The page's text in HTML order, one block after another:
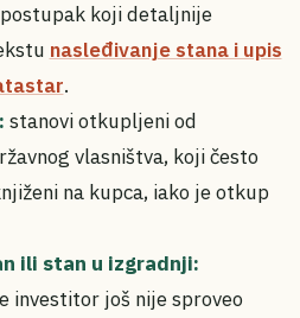
koji detaljnije
nasleđivanje stana i upis
.
stanovi otkupljeni od
vlasništva, koji često
na kupca, iako je otkup
ili stan u izgradnji:
investitor još nije sproveo